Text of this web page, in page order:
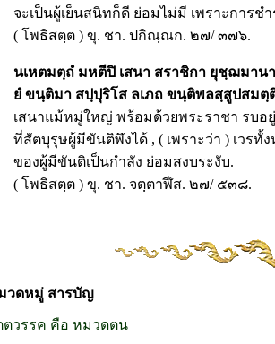
จะเป็นผู้เย็นสนิทก็ดี ย่อมไม่มี เพราะการชำ
( โพธิสตฺต ) ขุ. ชา. ปกิณฺณก. ๒๗/ ๓๗๖.
นเหตมตฺถํมหตีปิ เสนา สราชิกา ยุชฺฌมานา
ยํขนฺติมา สปฺปุริโส ลเภถ ขนฺติพลสฺสูปสมตฺติ
เสนาแม้หมู่ใหญ่ พร้อมด้วยพระราชา รบอ
ที่สัตบุรุษผู้มีขันติพึงได้ , ( เพราะว่า ) เวรทั้ง
ของผู้มีขันติเป็นกำลัง ย่อมสงบระงับ.
( โพธิสตฺต ) ขุ. ชา. จตฺตาฬีส. ๒๗/ ๕๓๘.
วดหมู่ สารบัญ
ตวรรค คือ หมวดตน